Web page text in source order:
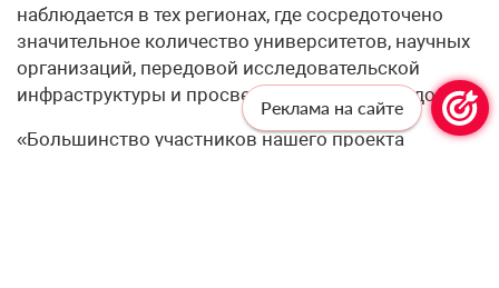
наблюдается в тех регионах, где сосредоточено
значительное количество университетов, научных
организаций, передовой исследовательской
инфраструктуры и просветительских площадок.
«Большинство участников нашего проекта
Реклама на сайте